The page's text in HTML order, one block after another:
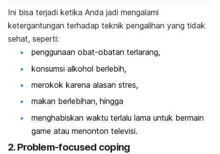
Ini bisa terjadi ketika Anda jadi mengalami
ketergantungan terhadap teknik pengalihan yang tidak
sehat, seperti:
penggunaan obat-obatan terlarang,
konsumsi alkohol berlebih,
merokok karena alasan stres,
makan berlebihan, hingga
menghabiskan waktu terlalu lama untuk bermain
game atau menonton televisi.
2. Problem-focused coping